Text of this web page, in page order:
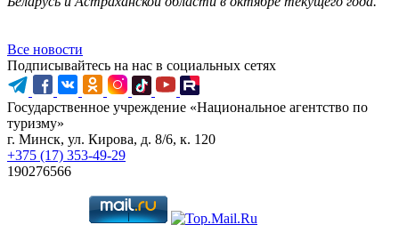
Все новости
Подписывайтесь на нас в социальных сетях
Государственное учреждение «Национальное агентство по
туризму»
г. Минск, ул. Кирова, д. 8/6, к. 120
+375 (17) 353-49-29
190276566